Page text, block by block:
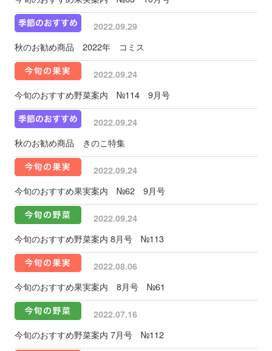
2022.09.29
秋のお勧め商品 2022年 コミス
2022.09.24
今旬のおすすめ野菜案内 №114 9月号
2022.09.24
秋のお勧め商品 きのこ特集
2022.09.24
今旬のおすすめ果実案内 №62 9月号
2022.09.24
今旬のおすすめ野菜案内 8月号 №113
2022.08.06
今旬のおすすめ果実案内 8月号 №61
2022.07.16
今旬のおすすめ野菜案内 7月号 №112